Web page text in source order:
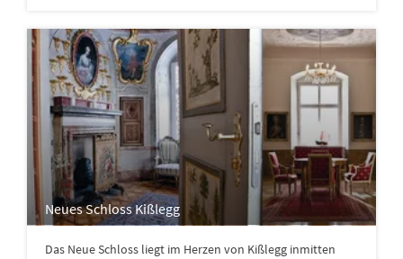
Neues Schloss Kißlegg
Das Neue Schloss liegt im Herzen von Kißlegg inmitten